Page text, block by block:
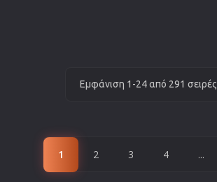
Εμφάνιση 1-24 από 291 σειρές
1 2 3 4 ...